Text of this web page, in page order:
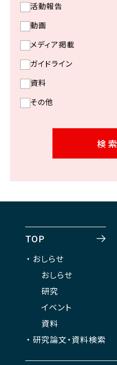
活動報告
動画
メディア掲載
ガイドライン
資料
その他
検索
TOP
おしらせ
おしらせ
研究
イベント
資料
研究論文・資料検索